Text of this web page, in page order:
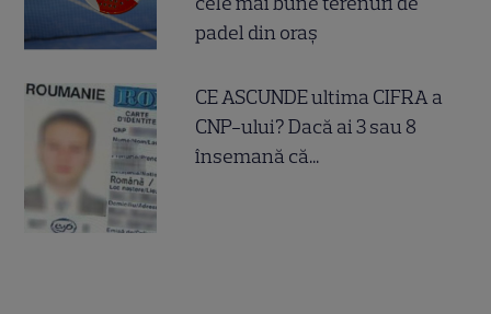
padel din oraș
CE ASCUNDE ultima CIFRA a
CNP-ului? Dacă ai 3 sau 8
însemană că...